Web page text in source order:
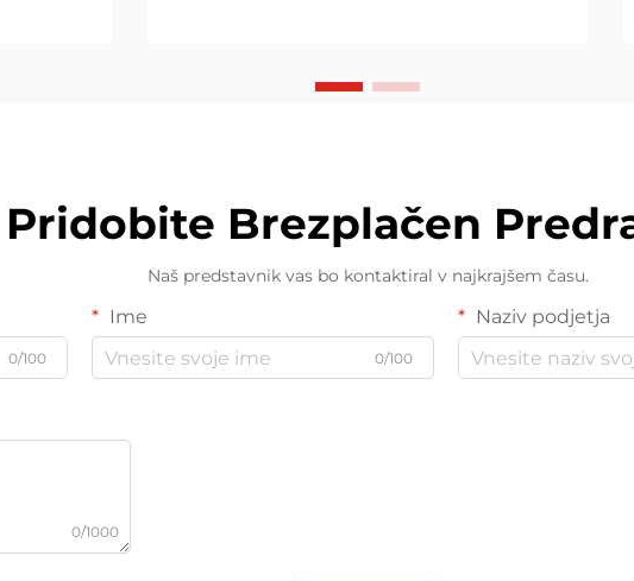
Pridobite Brezplačen
Naš predstavnik vas bo kontaktiral v najkrajšem času.
0/100
Ime
0/100
Naziv podjetja
0/1000